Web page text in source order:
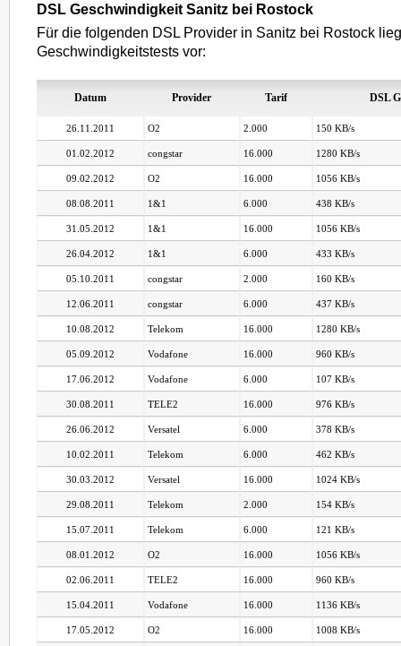
DSL Geschwindigkeit Sanitz bei Rostock
Für die folgenden DSL Provider in Sanitz bei Rostock
Geschwindigkeitstests vor:
Datum Provider Tarif DSL
26.11.2011 O2 2.000 150 KB/s
01.02.2012 congstar 16.000 1280 KB/s
09.02.2012 O2 16.000 1056 KB/s
08.08.2011 1&1 6.000 438 KB/s
31.05.2012 1&1 16.000 1056 KB/s
26.04.2012 1&1 6.000 433 KB/s
05.10.2011 congstar 2.000 160 KB/s
12.06.2011 congstar 6.000 437 KB/s
10.08.2012 Telekom 16.000 1280 KB/s
05.09.2012 Vodafone 16.000 960 KB/s
17.06.2012 Vodafone 6.000 107 KB/s
30.08.2011 TELE2 16.000 976 KB/s
26.06.2012 Versatel 6.000 378 KB/s
10.02.2011 Telekom 6.000 462 KB/s
30.03.2012 Versatel 16.000 1024 KB/s
29.08.2011 Telekom 2.000 154 KB/s
15.07.2011 Telekom 6.000 121 KB/s
08.01.2012 O2 16.000 1056 KB/s
02.06.2011 TELE2 16.000 960 KB/s
15.04.2011 Vodafone 16.000 1136 KB/s
17.05.2012 O2 16.000 1008 KB/s